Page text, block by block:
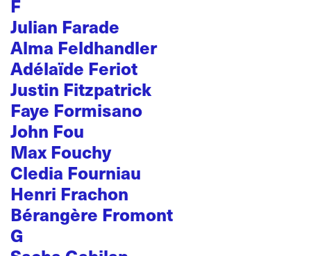
F
Julian Farade
Alma Feldhandler
Adélaïde Feriot
Justin Fitzpatrick
Faye Formisano
John Fou
Max Fouchy
Cledia Fourniau
Henri Frachon
Bérangère Fromont
G